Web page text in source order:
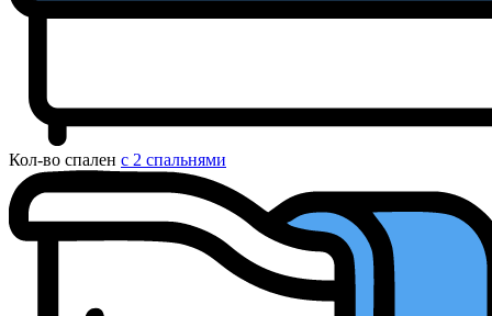
Кол-во спален с 2 спальнями